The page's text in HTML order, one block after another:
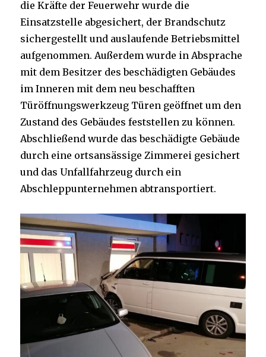
die Kräfte der Feuerwehr wurde die
Einsatzstelle abgesichert, der Brandschutz
sichergestellt und auslaufende Betriebsmittel
aufgenommen. Außerdem wurde in Absprache
mit dem Besitzer des beschädigten Gebäudes
im Inneren mit dem neu beschafften
Türöffnungswerkzeug Türen geöffnet um den
Zustand des Gebäudes feststellen zu können.
Abschließend wurde das beschädigte Gebäude
durch eine ortsansässige Zimmerei gesichert
und das Unfallfahrzeug durch ein
Abschleppunternehmen abtransportiert.